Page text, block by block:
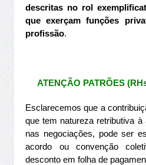
descritas no rol
que exerçam funções
profissão.
ATENÇÃO PATRÕES
Esclarecemos que a
que tem natureza retributiva
nas negociações, pode ser
acordo ou convenção
desconto em folha de